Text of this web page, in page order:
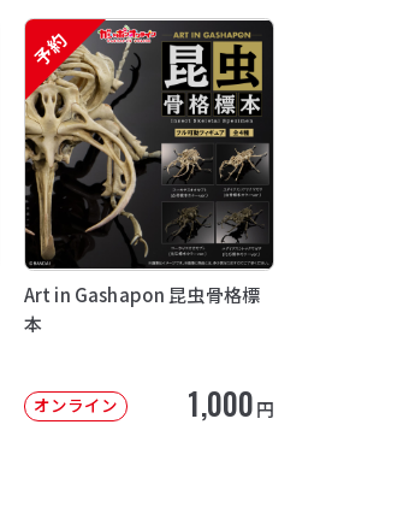
予約
Art in Gashapon 昆虫骨格標
本
オンライン 1,000円